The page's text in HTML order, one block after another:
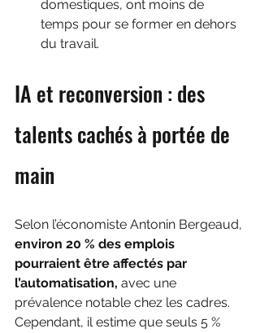
domestiques, ont moins de
temps pour se former en dehors
du travail.
IA et reconversion : des
talents cachés à portée de
main
Selon l’économiste Antonin Bergeaud,
environ 20 % des emplois
pourraient être affectés par
l’automatisation, avec une
prévalence notable chez les cadres.
Cependant, il estime que seuls 5 %